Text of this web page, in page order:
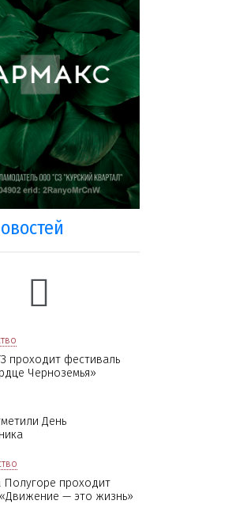
проходит фестиваль
Черноземья»
День
Полугоре проходит
— это жизнь»